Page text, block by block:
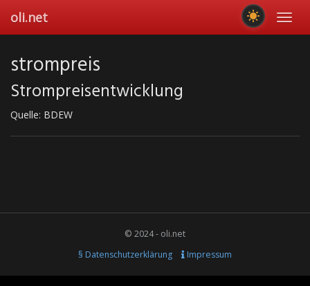
main
oli.net
strompreis
Strompreisentwicklung
Quelle: BDEW
© 2024 - oli.net
§ Datenschutzerklärung
Impressum